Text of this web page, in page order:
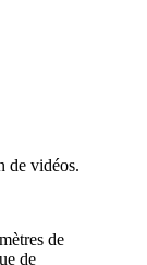
de vidéos.
de
de